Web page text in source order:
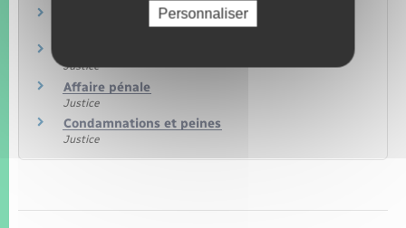
Violence – Atteinte à l'intégrité
Justice
Affaire pénale
Justice
Condamnations et peines
Justice
Personnaliser